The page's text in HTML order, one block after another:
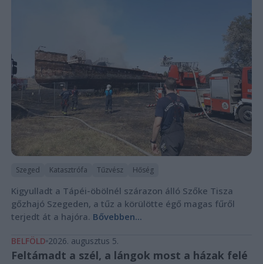
Szeged Katasztrófa Tűzvész Hőség
Kigyulladt a Tápéi-öbölnél szárazon álló Szőke Tisza
gőzhajó Szegeden, a tűz a körülötte égő magas fűről
terjedt át a hajóra. Bővebben...
BELFÖLD 2026. augusztus 5.
Feltámadt a szél, a lángok most a házak felé